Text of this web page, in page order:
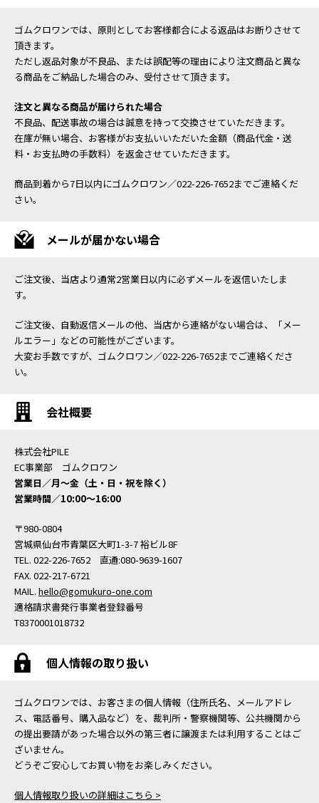
ゴムクロワンでは、原則としてお客様都合による返品はお断りさせて
頂きます。
ただし返品対象が不良品、または誤配等の理由により注文商品と異な
る商品をご納品した場合のみ、受付させて頂きます。
注文と異なる商品が届けられた場合
不良品、配送事故の場合は誠意を持って交換させていただきます。
在庫が無い場合、お客様がお支払いいただいた金額（商品代金・送
料・お支払時の手数料）を返金させていただきます。
商品到着から7日以内にゴムクロワン／022-226-7652までご連絡くだ
さい。
メールが届かない場合
ご注文後、当店より通常2営業日以内に必ずメールを返信いたしま
す。
ご注文後、自動返信メールの他、当店から連絡がない場合は、「メー
ルエラー」などの可能性がございます。
大変お手数ですが、ゴムクロワン／022-226-7652までご連絡くださ
い。
会社概要
株式会社PILE
EC事業部 ゴムクロワン
営業日／月〜金（土・日・祝を除く）
営業時間／10:00〜16:00
〒980-0804
宮城県仙台市青葉区大町1-3-7 裕ビル8F
TEL. 022-226-7652 直通:080-9639-1607
FAX. 022-217-6721
MAIL. hello@gomukuro-one.com
適格請求書発行事業者登録番号
T8370001018732
個人情報の取り扱い
ゴムクロワンでは、お客さまの個人情報（住所氏名、メールアドレ
ス、電話番号、購入品など）を、裁判所・警察機関等、公共機関から
の提出要請があった場合以外の第三者に譲渡または利用することはご
ざいません。
どうぞご安心してお買い物をお楽しみください。
個人情報取り扱いの詳細はこちら >